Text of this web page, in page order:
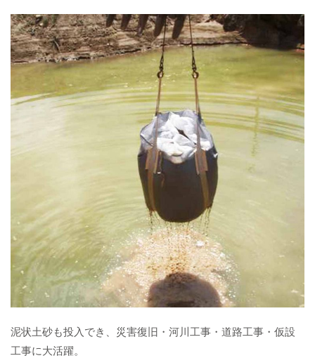
泥状土砂も投入でき、災害復旧・河川工事・道路工事・仮設
工事に大活躍。